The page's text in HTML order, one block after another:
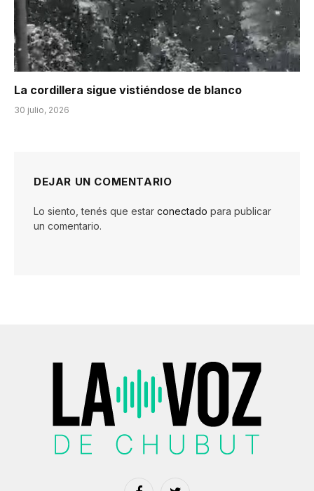
La cordillera sigue vistiéndose de blanco
30 julio, 2026
DEJAR UN COMENTARIO
Lo siento, tenés que estar conectado para publicar
un comentario.